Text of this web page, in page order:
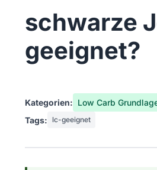
schwarze
geeignet?
Kategorien: Low Carb
Tags:
lc-geeignet